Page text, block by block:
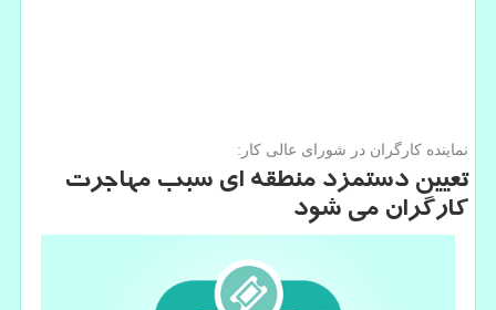
نماینده كارگران در شورای عالی كار:
تعیین دستمزد منطقه ای سبب مهاجرت
كارگران می شود